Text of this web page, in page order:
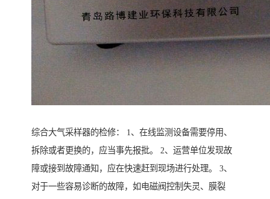
综合大气采样器的检修： 1、在线监测设备需要停用、
拆除或者更换的，应当事先报批。 2、运营单位发现故
障或接到故障通知，应在快速赶到现场进行处理。 3、
对于一些容易诊断的故障，如电磁阀控制失灵、膜裂